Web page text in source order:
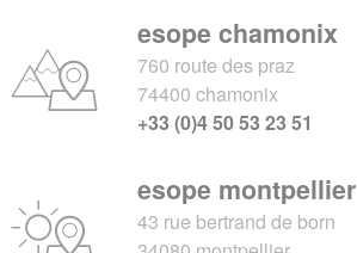
esope chamonix
760 route des praz
74400 chamonix
+33 (0)4 50 53 23 51
esope montpellier
43 rue bertrand de born